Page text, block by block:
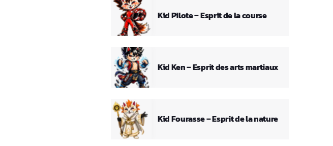
Kid Pilote – Esprit de la course
Kid Ken – Esprit des arts martiaux
Kid Fourasse – Esprit de la nature